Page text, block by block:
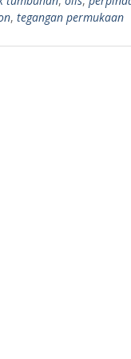
, tegangan permukaan